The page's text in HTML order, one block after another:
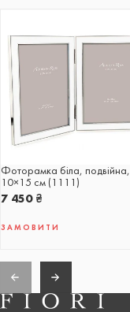
Фоторамка біла, подвійна,
10×15 см (1111)
7 450 ₴
ЗАМОВИТИ